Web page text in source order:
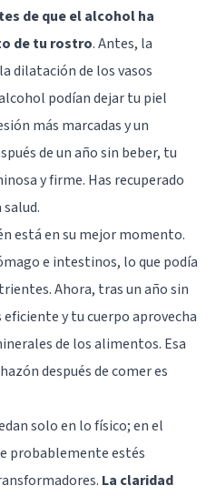
de que el alcohol ha
de tu rostro. Antes, la
dilatación de los vasos
podían dejar tu piel
más marcadas y un
de un año sin beber, tu
y firme. Has recuperado
está en su mejor momento.
e intestinos, lo que podía
Ahora, tras un año sin
y tu cuerpo aprovecha
de los alimentos. Esa
después de comer es
solo en lo físico; en el
probablemente estés
La claridad